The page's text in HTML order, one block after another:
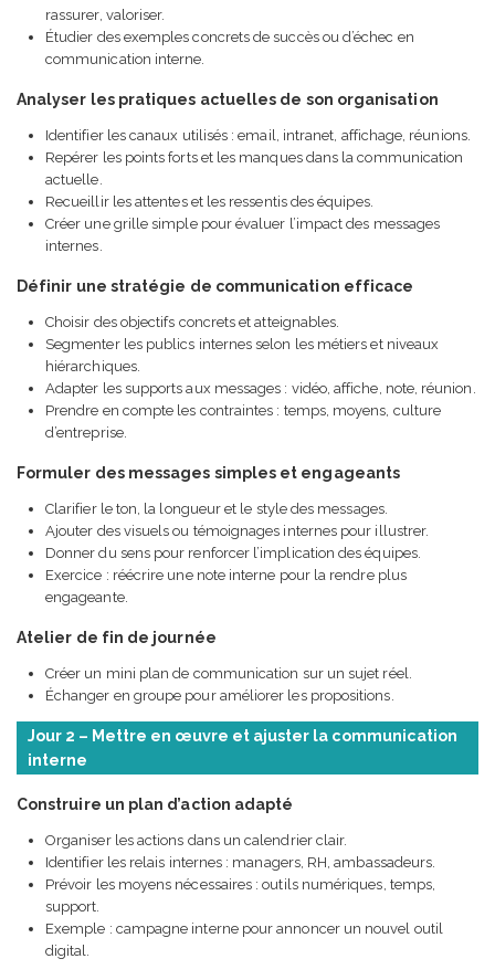
rassurer, valoriser.
Étudier des exemples concrets de succès ou d’échec en
communication interne.
Analyser les pratiques actuelles de son organisation
Identifier les canaux utilisés : email, intranet, affichage, réunions.
Repérer les points forts et les manques dans la communication
actuelle.
Recueillir les attentes et les ressentis des équipes.
Créer une grille simple pour évaluer l’impact des messages
internes.
Définir une stratégie de communication efficace
Choisir des objectifs concrets et atteignables.
Segmenter les publics internes selon les métiers et niveaux
hiérarchiques.
Adapter les supports aux messages : vidéo, affiche, note, réunion.
Prendre en compte les contraintes : temps, moyens, culture
d’entreprise.
Formuler des messages simples et engageants
Clarifier le ton, la longueur et le style des messages.
Ajouter des visuels ou témoignages internes pour illustrer.
Donner du sens pour renforcer l’implication des équipes.
Exercice : réécrire une note interne pour la rendre plus
engageante.
Atelier de fin de journée
Créer un mini plan de communication sur un sujet réel.
Échanger en groupe pour améliorer les propositions.
Jour 2 – Mettre en œuvre et ajuster la communication
interne
Construire un plan d’action adapté
Organiser les actions dans un calendrier clair.
Identifier les relais internes : managers, RH, ambassadeurs.
Prévoir les moyens nécessaires : outils numériques, temps,
support.
Exemple : campagne interne pour annoncer un nouvel outil
digital.